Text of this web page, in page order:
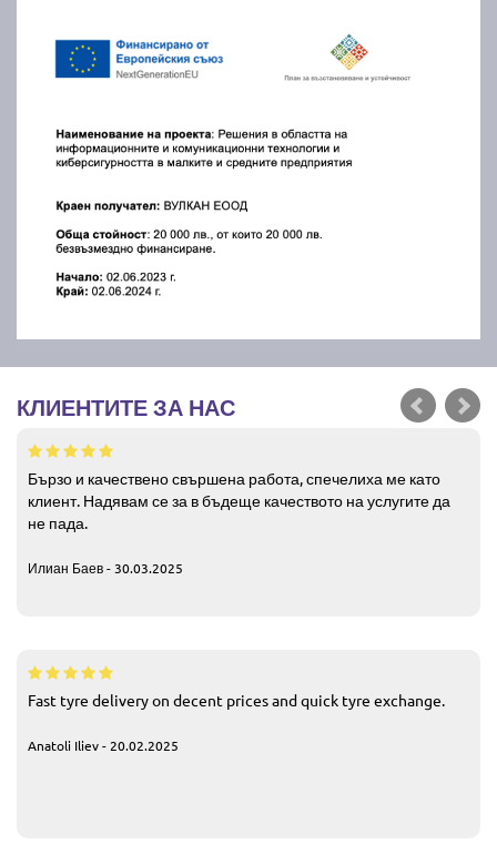
КЛИЕНТИТЕ ЗА НАС
Бързо и качествено свършена работа, спечелиха ме като
клиент. Надявам се за в бъдеще качеството на услугите да
не пада.
Илиан Баев - 30.03.2025
Fast tyre delivery on decent prices and quick tyre exchange.
Anatoli Iliev - 20.02.2025